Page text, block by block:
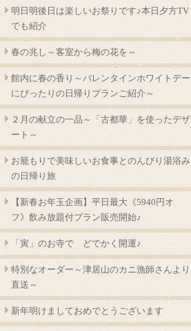
明日明後日は楽しいお祭りです♪本日夕方TV
でも紹介
春の兆し～客室から梅の花を～
館内に春の香り～バレンタインホワイトデー
にぴったりの日帰りプランご紹介～
２月の献立の一品～「古都華」を使ったデザ
ート～
お籠もりで美味しいお食事とのんびり湯浴み
の日帰り旅
【新春お年玉企画】平日最大《5940円オ
フ》飲み放題付プラン販売開始♪
「寅」のお寺で どでかく開運♪
特別なオーダー～津居山のカニ漁師さんより
直送～
新年明けましておめでとうございます